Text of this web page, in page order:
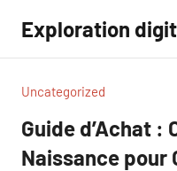
contenu
Exploration
Uncategorized
Guide d’Achat :
Naissance pour